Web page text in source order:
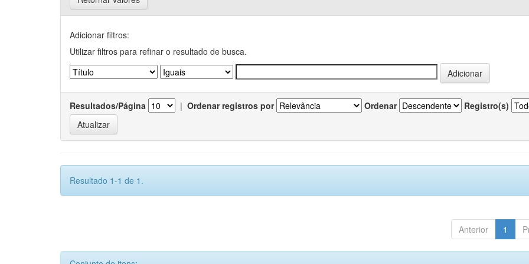
Adicionar filtros:
Utilizar filtros para refinar o resultado de busca.
Resultados/Página | Ordenar registros por Ordenar Registro(s)
Resultado 1-1 de 1.
Anterior 1